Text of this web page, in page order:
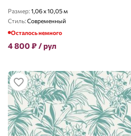
Размер: 1,06 x 10,05 м
Стиль: Современный
Осталось немного
4 800 ₽ / рул